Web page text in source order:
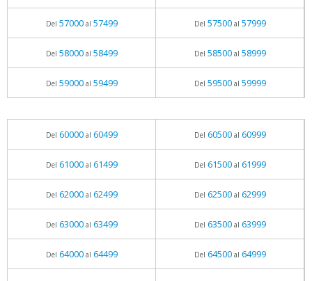
Del 57000al 57499 Del 57500al 57999
Del 58000al 58499 Del 58500al 58999
Del 59000al 59499 Del 59500al 59999
Del 60000al 60499 Del 60500al 60999
Del 61000al 61499 Del 61500al 61999
Del 62000al 62499 Del 62500al 62999
Del 63000al 63499 Del 63500al 63999
Del 64000al 64499 Del 64500al 64999